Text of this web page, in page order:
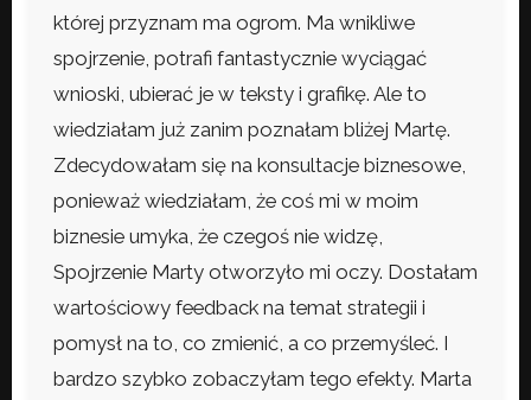
której przyznam ma ogrom. Ma wnikliwe
spojrzenie, potrafi fantastycznie wyciągać
wnioski, ubierać je w teksty i grafikę. Ale to
wiedziałam już zanim poznałam bliżej Martę.
Zdecydowałam się na konsultacje biznesowe,
ponieważ wiedziałam, że coś mi w moim
biznesie umyka, że czegoś nie widzę,
Spojrzenie Marty otworzyło mi oczy. Dostałam
wartościowy feedback na temat strategii i
pomysł na to, co zmienić, a co przemyśleć. I
bardzo szybko zobaczyłam tego efekty. Marta